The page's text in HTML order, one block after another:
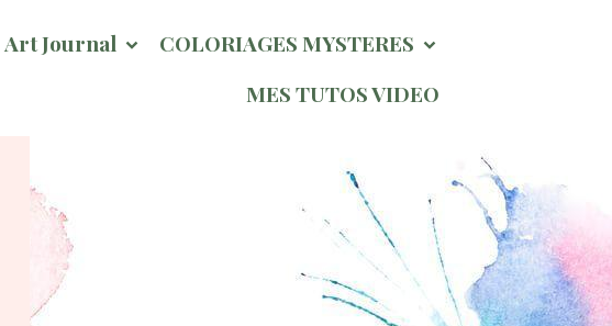
Art Journal
COLORIAGES MYSTERES
MES TUTOS VIDEO